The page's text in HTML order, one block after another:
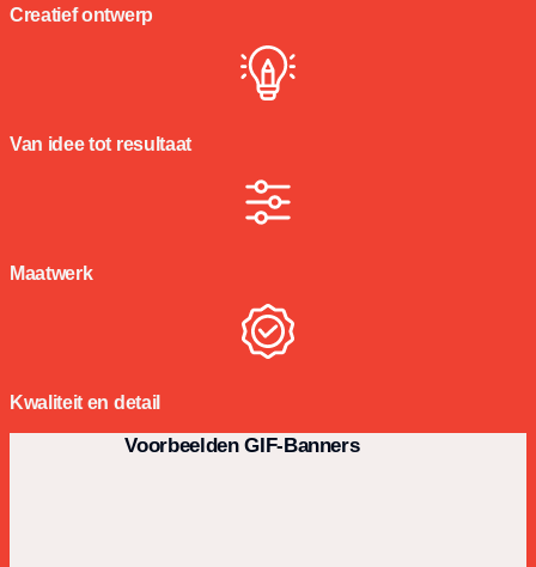
Creatief ontwerp
Van idee tot resultaat
Maatwerk
Kwaliteit en detail
Voorbeelden GIF-Banners